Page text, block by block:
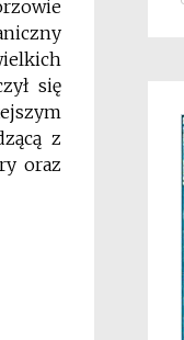
się
z
oraz